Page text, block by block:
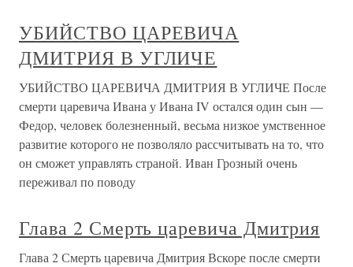
УБИЙСТВО ЦАРЕВИЧА
ДМИТРИЯ В УГЛИЧЕ
УБИЙСТВО ЦАРЕВИЧА ДМИТРИЯ В УГЛИЧЕ После
смерти царевича Ивана у Ивана IV остался один сын —
Федор, человек болезненный, весьма низкое умственное
развитие которого не позволяло рассчитывать на то, что
он сможет управлять страной. Иван Грозный очень
переживал по поводу
Глава 2 Смерть царевича Дмитрия
Глава 2 Смерть царевича Дмитрия Вскоре после смерти